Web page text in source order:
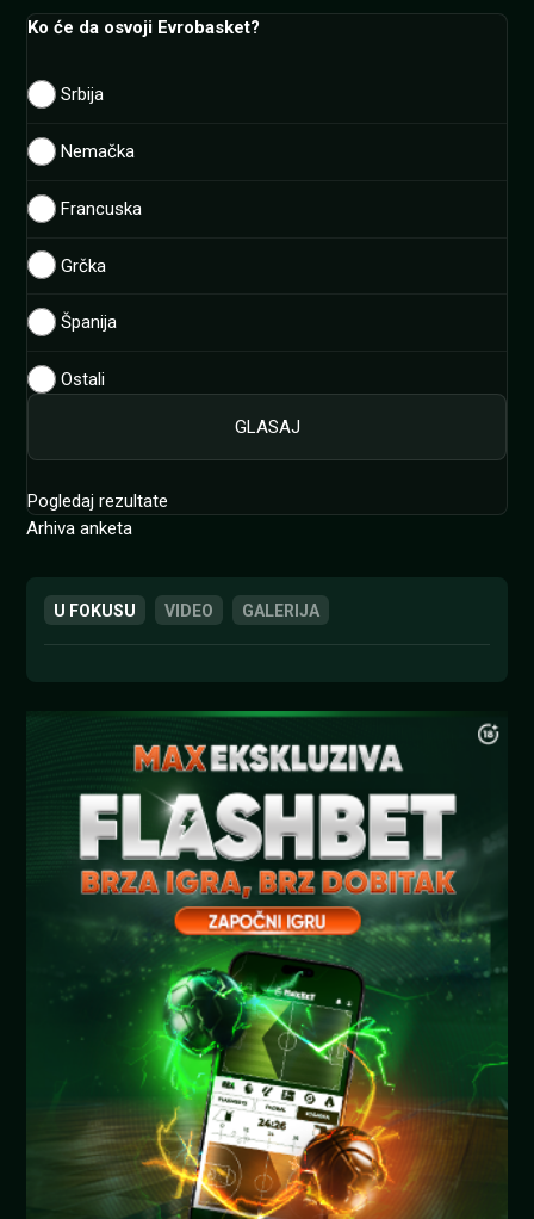
Ko će da osvoji Evrobasket?
Srbija
Nemačka
Francuska
Grčka
Španija
Ostali
Pogledaj rezultate
Arhiva anketa
U FOKUSU VIDEO GALERIJA